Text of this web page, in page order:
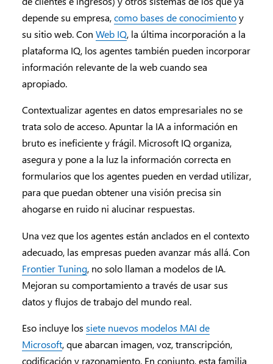
depende su empresa,como bases de conocimientoy
su sitio web. Con Web IQ, la última incorporación a la
plataforma IQ, los agentes también pueden incorporar
información relevante de la web cuando sea
apropiado.
Contextualizar agentes en datos empresariales no se
trata solo de acceso. Apuntar la IA a información en
bruto es ineficiente y frágil. Microsoft IQ organiza,
asegura y pone a la luz la información correcta en
formularios que los agentes pueden en verdad utilizar,
para que puedan obtener una visión precisa sin
ahogarse en ruido ni alucinar respuestas.
Una vez que los agentes están anclados en el contexto
adecuado, las empresas pueden avanzar más allá. Con
Frontier Tuning, no solo llaman a modelos de IA.
Mejoran su comportamiento a través de usar sus
datos y flujos de trabajo del mundo real.
Eso incluye los siete nuevos modelos MAI de
Microsoft, que abarcan imagen, voz, transcripción,
codificación y razonamiento. En conjunto, esta familia